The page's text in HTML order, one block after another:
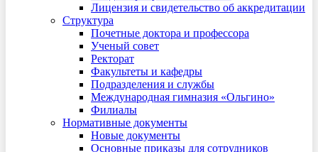
Лицензия и свидетельство об аккредитации
Структура
Почетные доктора и профессора
Ученый совет
Ректорат
Факультеты и кафедры
Подразделения и службы
Международная гимназия «Ольгино»
Филиалы
Нормативные документы
Новые документы
Основные приказы для сотрудников